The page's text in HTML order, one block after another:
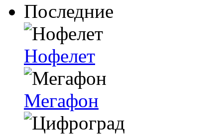
Последние
Нофелет
Мегафон